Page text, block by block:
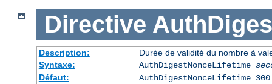
Directive
Description:
Durée de validité du nombre à
Syntaxe:
AuthDigestNonceLifetime
Défaut:
AuthDigestNonceLifetime 300